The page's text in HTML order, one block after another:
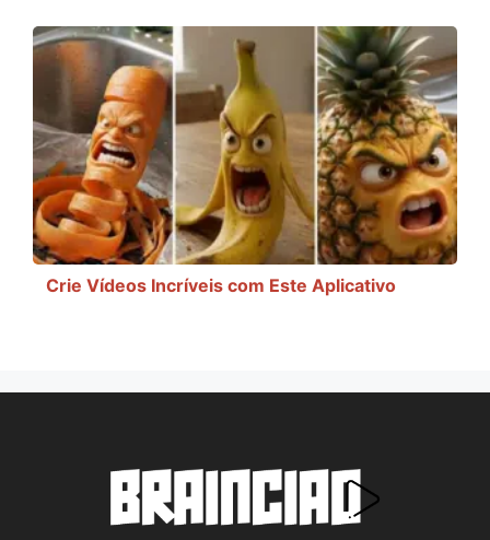
Crie Vídeos Incríveis com Este Aplicativo